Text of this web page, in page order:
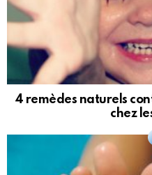
4 remèdes naturels
chez